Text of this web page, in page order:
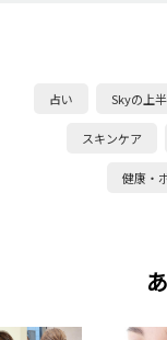
占い Skyの上
スキンケア
健康・